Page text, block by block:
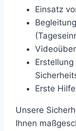
Einsatz
Erste
Unsere
Ihnen